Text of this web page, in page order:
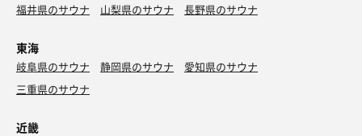
福井県のサウナ
山梨県のサウナ 長野県のサウナ
東海
岐阜県のサウナ 静岡県のサウナ
愛知県のサウナ
三重県のサウナ
近畿